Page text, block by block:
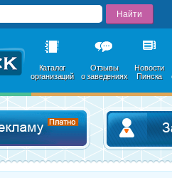
Каталог
организаций
Отзывы
о заведениях
Новости
Пинска
Добавить в